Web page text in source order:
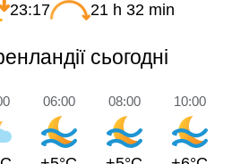
23:17 21 h 32 min
сьогодні
06:00 08:00 10:00